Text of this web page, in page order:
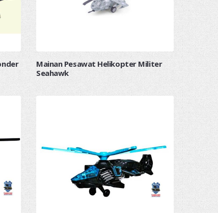
Mainan Pesawat Helikopter Militer
Seahawk